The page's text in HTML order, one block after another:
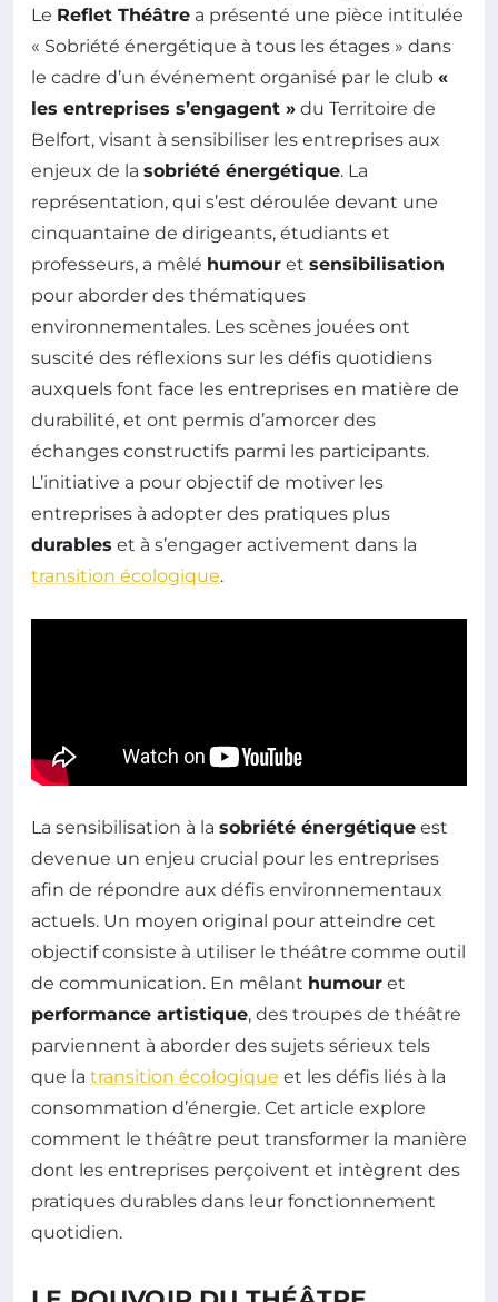
Le Reflet Théâtre a présenté une pièce intitulée
« Sobriété énergétique à tous les étages » dans
le cadre d’un événement organisé par le club «
les entreprises s’engagent » du Territoire de
Belfort, visant à sensibiliser les entreprises aux
enjeux de la sobriété énergétique. La
représentation, qui s’est déroulée devant une
cinquantaine de dirigeants, étudiants et
professeurs, a mêlé humour et sensibilisation
pour aborder des thématiques
environnementales. Les scènes jouées ont
suscité des réflexions sur les défis quotidiens
auxquels font face les entreprises en matière de
durabilité, et ont permis d’amorcer des
échanges constructifs parmi les participants.
L’initiative a pour objectif de motiver les
entreprises à adopter des pratiques plus
durables et à s’engager activement dans la
transition écologique.
La sensibilisation à la sobriété énergétique est
devenue un enjeu crucial pour les entreprises
afin de répondre aux défis environnementaux
actuels. Un moyen original pour atteindre cet
objectif consiste à utiliser le théâtre comme outil
de communication. En mêlant humour et
performance artistique, des troupes de théâtre
parviennent à aborder des sujets sérieux tels
que la transition écologique et les défis liés à la
consommation d’énergie. Cet article explore
comment le théâtre peut transformer la manière
dont les entreprises perçoivent et intègrent des
pratiques durables dans leur fonctionnement
quotidien.